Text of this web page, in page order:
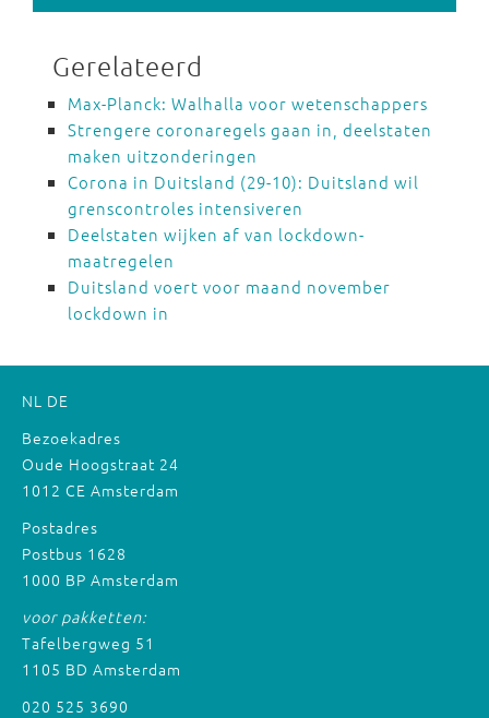
Gerelateerd
Max-Planck: Walhalla voor wetenschappers
Strengere coronaregels gaan in, deelstaten
maken uitzonderingen
Corona in Duitsland (29-10): Duitsland wil
grenscontroles intensiveren
Deelstaten wijken af van lockdown-
maatregelen
Duitsland voert voor maand november
lockdown in
NL DE
Bezoekadres
Oude Hoogstraat 24
1012 CE Amsterdam
Postadres
Postbus 1628
1000 BP Amsterdam
voor pakketten:
Tafelbergweg 51
1105 BD Amsterdam
020 525 3690